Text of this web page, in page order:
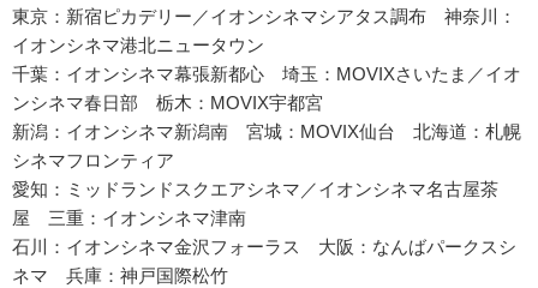
東京：新宿ピカデリー／イオンシネマシアタス調布 神奈川：
イオンシネマ港北ニュータウン
千葉：イオンシネマ幕張新都心 埼玉：MOVIXさいたま／イオ
ンシネマ春日部 栃木：MOVIX宇都宮
新潟：イオンシネマ新潟南 宮城：MOVIX仙台 北海道：札幌
シネマフロンティア
愛知：ミッドランドスクエアシネマ／イオンシネマ名古屋茶
屋 三重：イオンシネマ津南
石川：イオンシネマ金沢フォーラス 大阪：なんばパークスシ
ネマ 兵庫：神戸国際松竹